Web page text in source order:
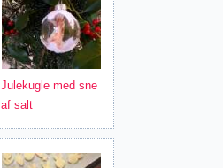
Julekugle med sne
af salt